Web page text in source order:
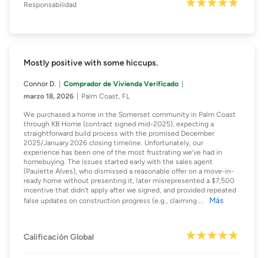
Responsabilidad
Mostly positive with some hiccups.
Connor D.
Comprador de Vivienda Verificado
marzo 18, 2026
Palm Coast, FL
We purchased a home in the Somerset community in Palm Coast
through KB Home (contract signed mid-2025), expecting a
straightforward build process with the promised December
2025/January 2026 closing timeline. Unfortunately, our
experience has been one of the most frustrating we’ve had in
homebuying. The issues started early with the sales agent
(Paulette Alves), who dismissed a reasonable offer on a move-in-
ready home without presenting it, later misrepresented a $7,500
incentive that didn’t apply after we signed, and provided repeated
false updates on construction progress (e.g., claiming ... Más
Calificación Global